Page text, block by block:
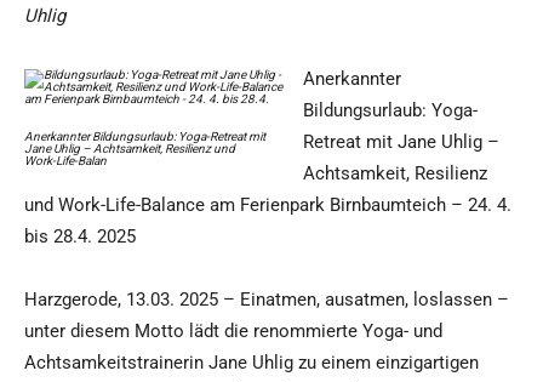
Uhlig
Anerkannter Bildungsurlaub: Yoga-Retreat mit
Jane Uhlig – Achtsamkeit, Resilienz und
Work-Life-Balan
Anerkannter
Bildungsurlaub: Yoga-
Retreat mit Jane Uhlig –
Achtsamkeit, Resilienz
und Work-Life-Balance am Ferienpark Birnbaumteich – 24. 4.
bis 28.4. 2025
Harzgerode, 13.03. 2025 – Einatmen, ausatmen, loslassen –
unter diesem Motto lädt die renommierte Yoga- und
Achtsamkeitstrainerin Jane Uhlig zu einem einzigartigen